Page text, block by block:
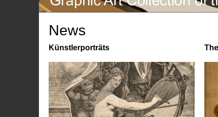
News
Künstlerporträts